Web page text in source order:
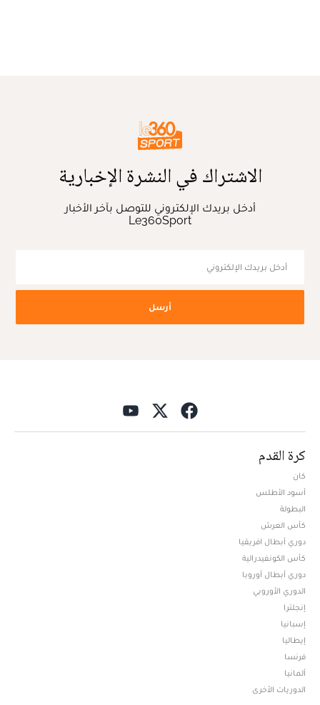
الاشتراك في النشرة الإخبارية
أدخل بريدك الإلكتروني للتوصل بآخر الأخبار
Le360Sport
أرسل
كرة القدم
كان
أسود الأطلس
البطولة
كأس العرش
دوري أبطال افريقيا
كأس الكونفيدرالية
دوري أبطال أوروبا
الدوري الأوروبي
إنجلترا
إسبانيا
إيطاليا
فرنسا
ألمانيا
الدوريات الأخرى